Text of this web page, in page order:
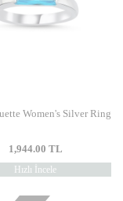
Women's Silver Ring
1,944.00 TL
Hızlı İncele